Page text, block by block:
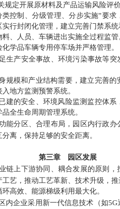
规定开展原材料及产品运输风险评
类控制、分级管理、分步实施”要求
行封闭化管理，建立完善门禁系
、人员、车辆进出实施全过程监管
学品车辆专用停车场并严格管理。
生产安全事故、环境污染事故等
规模和产业结构需要，建立完善
地方监测预警系统。
建的安全、环境风险监测监控体
全生命周期管理系统。
能分区、合理布局，园区内行政
离，保持足够的安全距离。
第三章 园区发展
链上下游协同、耦合发展的原则
工艺 ，推动工艺革新、技术升级，
高效、能源梯级利用最大化。
内企业采用新一代信息技术（如5G